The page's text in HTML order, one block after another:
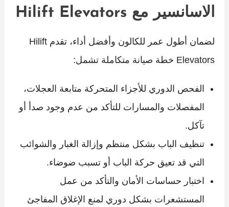
الاسانسير مع Hilift Elevators
لضمان أطول عمر للكالون وأفضل أداء، تقدم Hilift
Elevators خطة صيانة متكاملة تشمل:
الفحص الدوري للأجزاء المتحركة متابعة العجلات،
المفصلات والمسارات للتأكد من عدم وجود صدأ أو
تآكل.
تنظيف الباب بشكل منتظم وإزالة الغبار والشوائب
التي قد تعيق حركة الباب أو تسبب ضوضاء.
اختبار حساسات الأمان والتأكد من عمل
المستشعرات بشكل دوري لمنع الإغلاق المفاجئ